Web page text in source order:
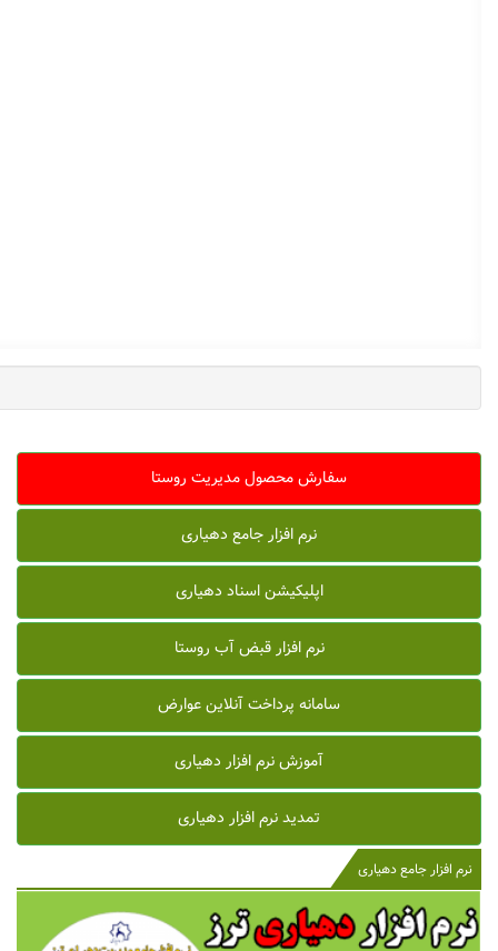
سفارش محصول مدیریت روستا
نرم افزار جامع دهیاری
اپلیکیشن اسناد دهیاری
نرم افزار قبض آب روستا
سامانه پرداخت آنلاین عوارض
آموزش نرم افزار دهیاری
تمدید نرم افزار دهیاری
نرم افزار جامع دهیاری